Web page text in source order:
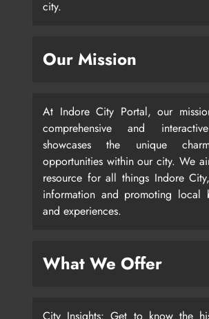
city.
Our Mission
At Indore City Portal, our
comprehensive and
showcases the unique
opportunities within our city. We
resource for all things Indore
information and promoting local
and experiences.
What We Offer